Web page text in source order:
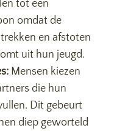
tot een
omdat de
en afstoten
uit hun jeugd.
Mensen kiezen
die hun
Dit gebeurt
diep geworteld